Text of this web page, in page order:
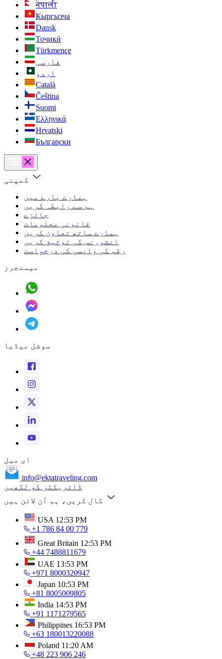
नेपाली
Кыргызча
Dansk
Тоҷикӣ
Türkmençe
فارسی
اردو
Català
Čeština
Suomi
Ελληνικά
Hrvatski
Български
کمپنی
ہمارے بارے میں
ہم سے رابطہ کریں
جائزے
قانونی معلومات
ہمارے ساتھ تعاون کریں
انشورنس کی توثیق کریں
رقم کی واپسی کی درخواست
میسنجرز
سوشل میڈیا
ای میل
info@ektatraveling.com
ڈائریکٹر کو لکھیں
کال کریں، ہم آن لائن ہیں
USA 12:53 PM
+1 786 84 00 779
Great Britain 12:53 PM
+44 7488811679
UAE 13:53 PM
+971 8000320947
Japan 10:53 PM
+81 8005009805
India 14:53 PM
+91 1171279565
Philippines 16:53 PM
+63 180013220088
Poland 11:20 AM
+48 223 906 246